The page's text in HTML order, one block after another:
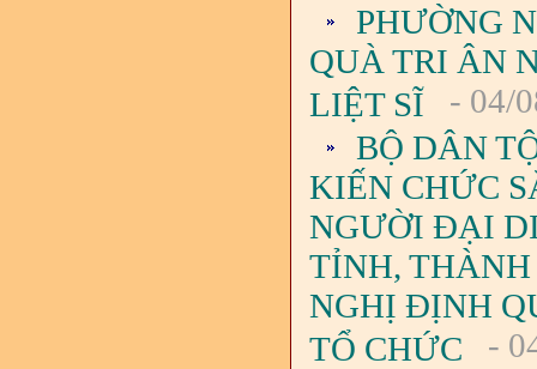
PHƯỜNG
QUÀ TRI ÂN
LIỆT SĨ
- 04/
BỘ DÂN
KIẾN CHỨC
NGƯỜI ĐẠI
TỈNH,
NGHỊ ĐỊNH
TỔ CHỨC
-